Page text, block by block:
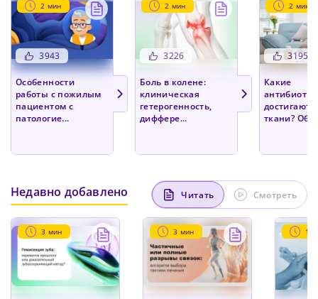
2 мин
Подробнее
3943
2 мин
Особенности
работы с пожилым
пациентом с
патологие...
3226
2 мин
Боль в колене:
клиническая
гетерогенность,
диффере...
3195
2 мин
Какие
достигают
ткани?
Недавно добавлено Читать Смотреть
3 мин 3 мин 1